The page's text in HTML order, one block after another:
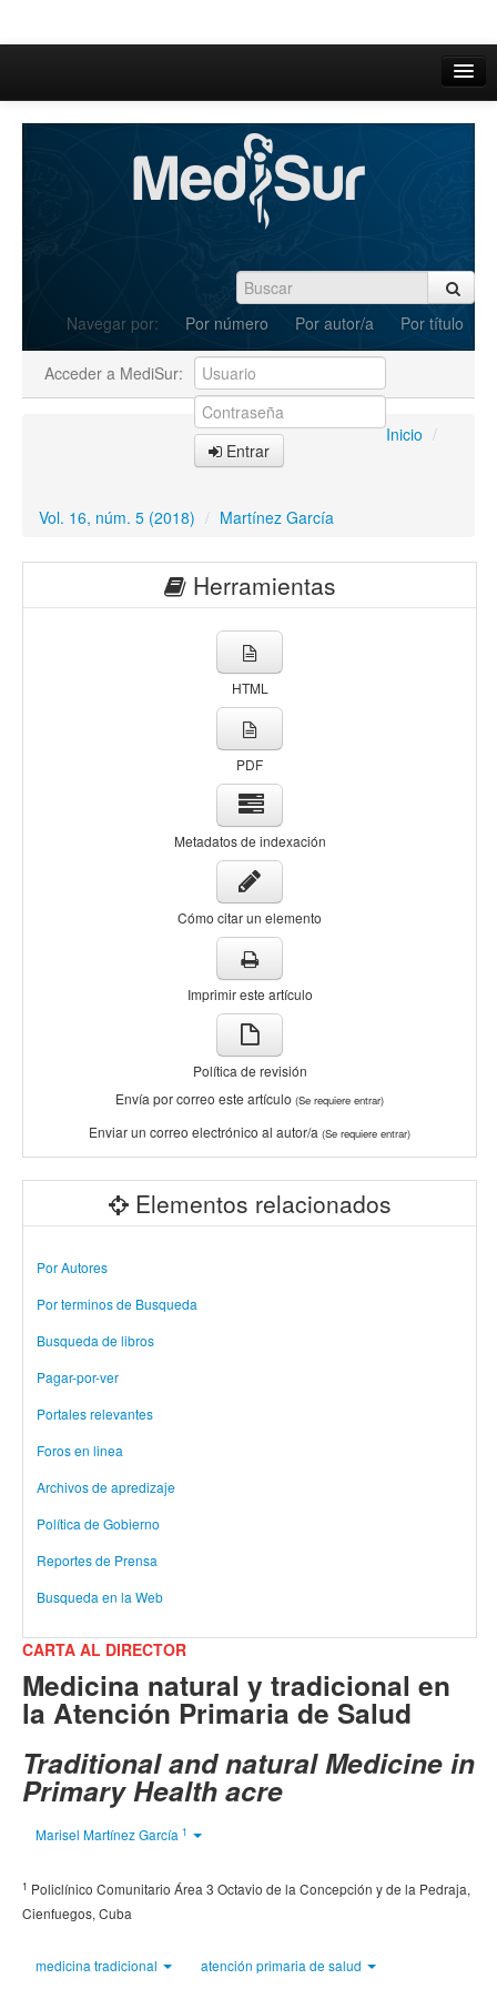
Inicio
Actual
Archivos
Navegar por: Por número Por autor/a Por título
Acceder a MediSur:
Entrar
Inicio /
Vol. 16, núm. 5 (2018) / Martínez García
Herramientas
HTML
PDF
Metadatos de indexación
Cómo citar un elemento
Imprimir este artículo
Política de revisión
Envía por correo este artículo (Se requiere entrar)
Enviar un correo electrónico al autor/a (Se requiere entrar)
Elementos relacionados
Por Autores
Por terminos de Busqueda
Busqueda de libros
Pagar-por-ver
Portales relevantes
Foros en linea
Archivos de apredizaje
Política de Gobierno
Reportes de Prensa
Busqueda en la Web
CARTA AL DIRECTOR
Medicina natural y tradicional en
la Atención Primaria de Salud
Traditional and natural Medicine in
Primary Health acre
Marisel Martínez García 1
1 Policlínico Comunitario Área 3 Octavio de la Concepción y de la Pedraja,
Cienfuegos, Cuba
medicina tradicional atención primaria de salud